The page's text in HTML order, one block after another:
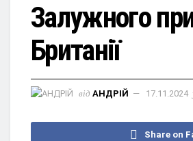
Залужного
Британії
від АНДРІЙ 17.11.2024
Share on